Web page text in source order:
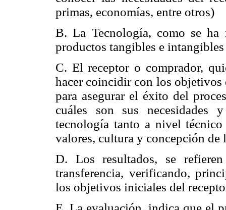
primas, economías, entre otros)
B. La Tecnología, como se ha
productos tangibles e
C. El receptor o comprador,
hacer coincidir con los objetivos
para asegurar el éxito del
cuáles son sus necesidades
tecnología tanto a nivel
valores, cultura y concepción de
D. Los resultados, se
transferencia, verificando,
los objetivos iniciales del